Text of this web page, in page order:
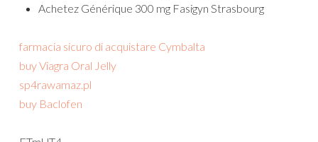
Achetez Générique 300 mg Fasigyn Strasbourg
farmacia sicuro di acquistare Cymbalta
buy Viagra Oral Jelly
sp4rawamaz.pl
buy Baclofen